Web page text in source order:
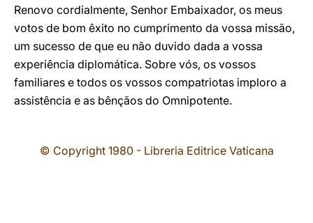
Renovo cordialmente, Senhor Embaixador, os meus
votos de bom êxito no cumprimento da vossa missão,
um sucesso de que eu não duvido dada a vossa
experiência diplomática. Sobre vós, os vossos
familiares e todos os vossos compatriotas imploro a
assistência e as bênçãos do Omnipotente.
© Copyright 1980 - Libreria Editrice Vaticana